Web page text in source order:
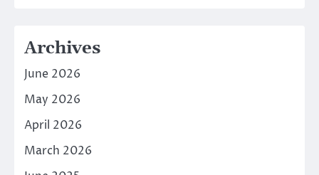
Archives
June 2026
May 2026
April 2026
March 2026